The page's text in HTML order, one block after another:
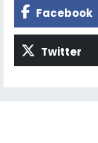
Facebook
Twitter